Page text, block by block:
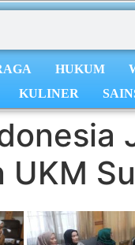
HUKUM
KULINER
UKM